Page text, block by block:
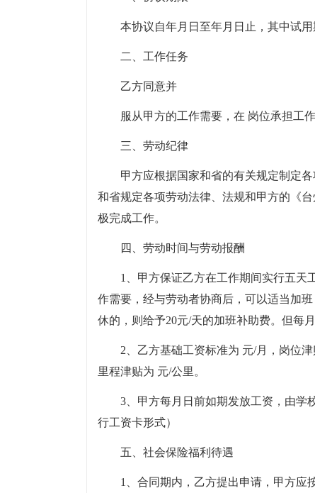
本协议自年月日至年月日止，其中试用
二、工作任务
乙方同意并
服从甲方的工作需要，在 岗位承担工作
三、劳动纪律
甲方应根据国家和省的有关规定制定
和省规定各项劳动法律、法规和甲方的《
极完成工作。
四、劳动时间与劳动报酬
1、甲方保证乙方在工作期间实行五天
作需要，经与劳动者协商后，可以适当加
休的，则给予20元/天的加班补助费。但每
2、乙方基础工资标准为 元/月，岗位
里程津贴为 元/公里。
3、甲方每月日前如期发放工资，由
行工资卡形式）
五、社会保险福利待遇
1、合同期内，乙方提出申请，甲方应